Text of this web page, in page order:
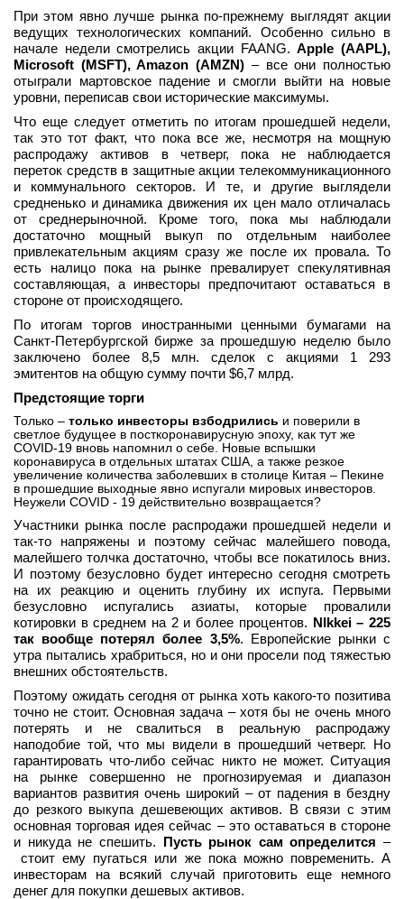
При этом явно лучше рынка по-прежнему выглядят акции
ведущих технологических компаний. Особенно сильно в
начале недели смотрелись акции FAANG.Apple (AAPL),
Microsoft (MSFT), Amazon (AMZN) – все они полностью
отыграли мартовское падение и смогли выйти на новые
уровни, переписав свои исторические максимумы.
Что еще следует отметить по итогам прошедшей недели,
так это тот факт, что пока все же, несмотря на мощную
распродажу активов в четверг, пока не наблюдается
переток средств в защитные акции телекоммуникационного
и коммунального секторов. И те, и другие выглядели
средненько и динамика движения их цен мало отличалась
от среднерыночной. Кроме того, пока мы наблюдали
достаточно мощный выкуп по отдельным наиболее
привлекательным акциям сразу же после их провала. То
есть налицо пока на рынке превалирует спекулятивная
составляющая, а инвесторы предпочитают оставаться в
стороне от происходящего.
По итогам торгов иностранными ценными бумагами на
Санкт-Петербургской бирже за прошедшую неделю было
заключено более 8,5 млн. сделок с акциями 1 293
эмитентов на общую сумму почти $6,7 млрд.
Предстоящие торги
Только – только инвесторы взбодрились и поверили в
светлое будущее в посткоронавирусную эпоху, как тут же
COVID-19 вновь напомнил о себе. Новые вспышки
коронавируса в отдельных штатах США, а также резкое
увеличение количества заболевших в столице Китая – Пекине
в прошедшие выходные явно испугали мировых инвесторов.
Неужели COVID - 19 действительно возвращается?
Участники рынка после распродажи прошедшей недели и
так-то напряжены и поэтому сейчас малейшего повода,
малейшего толчка достаточно, чтобы все покатилось вниз.
И поэтому безусловно будет интересно сегодня смотреть
на их реакцию и оценить глубину их испуга. Первыми
безусловно испугались азиаты, которые провалили
котировки в среднем на 2 и более процентов. NIkkei – 225
так вообще потерял более 3,5%. Европейские рынки с
утра пытались храбриться, но и они просели под тяжестью
внешних обстоятельств.
Поэтому ожидать сегодня от рынка хоть какого-то позитива
точно не стоит. Основная задача – хотя бы не очень много
потерять и не свалиться в реальную распродажу
наподобие той, что мы видели в прошедший четверг. Но
гарантировать что-либо сейчас никто не может. Ситуация
на рынке совершенно не прогнозируемая и диапазон
вариантов развития очень широкий – от падения в бездну
до резкого выкупа дешевеющих активов. В связи с этим
основная торговая идея сейчас – это оставаться в стороне
и никуда не спешить. Пусть рынок сам определится –
стоит ему пугаться или же пока можно повременить. А
инвесторам на всякий случай приготовить еще немного
денег для покупки дешевых активов.